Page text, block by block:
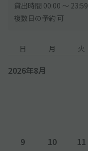
貸出時間 00:00 〜 23:59
複数日の予約 可
日 月 火
2026年8月
9 10 11